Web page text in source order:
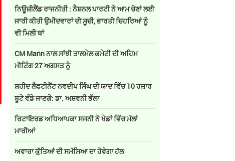
ਨਿਊਜ਼ੀਲੈਂਡ ਰਾਜਨੀਤੀ : ਨੈਸ਼ਨਲ ਪਾਰਟੀ ਨੇ ਆਮ ਚੋਣਾਂ ਲਈ
ਜਾਰੀ ਕੀਤੀ ਉਮੀਦਵਾਰਾਂ ਦੀ ਸੂਚੀ, ਭਾਰਤੀ ਚਿਹਰਿਆਂ ਨੂੰ
ਵੀ ਮਿਲੀ ਥਾਂ
CM Mann ਨਾਲ ਸਾਂਝੀ ਤਾਲਮੇਲ ਕਮੇਟੀ ਦੀ ਅਹਿਮ
ਮੀਟਿੰਗ 27 ਅਗਸਤ ਨੂੰ
ਸ਼ਹੀਦ ਲੈਫਟੀਨੈਂਟ ਨਵਦੀਪ ਸਿੰਘ ਦੀ ਯਾਦ ਵਿੱਚ 10 ਹਜ਼ਾਰ
ਬੂਟੇ ਵੰਡੇ ਜਾਣਗੇ: ਡਾ. ਅਸ਼ਵਨੀ ਭੱਲਾ
ਰਿਟਾਇਰਡ ਅਧਿਆਪਕਾ ਸਜਨੀ ਨੇ ਖੇਡਾਂ ਵਿੱਚ ਮੱਲਾਂ
ਮਾਰੀਆਂ
ਅਵਾਰਾ ਕੁੱਤਿਆਂ ਦੀ ਸਮੱਸਿਆ ਦਾ ਹੋਵੇਗਾ ਹੱਲ